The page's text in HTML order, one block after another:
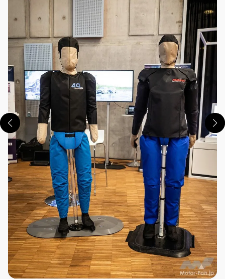
この画像の記事を読む